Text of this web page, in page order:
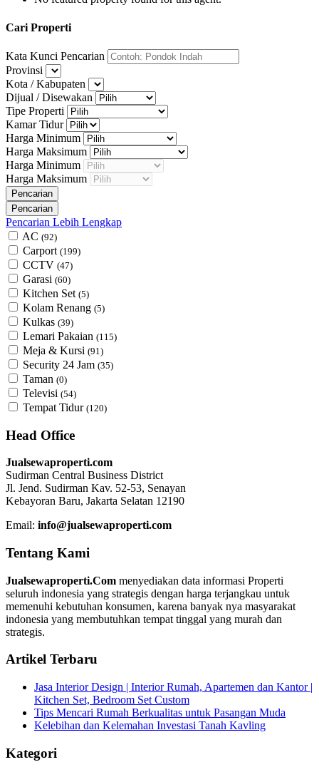
Cari Properti
Kata Kunci Pencarian
Provinsi
Kota / Kabupaten
Dijual / Disewakan
Tipe Properti
Kamar Tidur
Harga Minimum
Harga Maksimum
Harga Minimum
Harga Maksimum
Pencarian Lebih Lengkap
AC (92)
Carport (199)
CCTV (47)
Garasi (60)
Kitchen Set (5)
Kolam Renang (5)
Kulkas (39)
Lemari Pakaian (115)
Meja & Kursi (91)
Security 24 Jam (35)
Taman (0)
Televisi (54)
Tempat Tidur (120)
Head Office
Jualsewaproperti.com
Sudirman Central Business District
Jl. Jend. Sudirman Kav. 52-53, Senayan
Kebayoran Baru, Jakarta Selatan 12190
Email: info@jualsewaproperti.com
Tentang Kami
Jualsewaproperti.Com menyediakan data informasi Properti
seluruh indonesia yang strategis dengan harga terjangkau untuk
memenuhi kebutuhan konsumen, karena banyak nya masyarakat
indonesia yang membutuhkan tempat tinggal yang murah dan
strategis.
Artikel Terbaru
Jasa Interior Design | Interior Rumah, Apartemen dan Kantor |
Kitchen Set, Bedroom Set Custom
Tips Mencari Rumah Berkualitas untuk Pasangan Muda
Kelebihan dan Kelemahan Investasi Tanah Kavling
Kategori